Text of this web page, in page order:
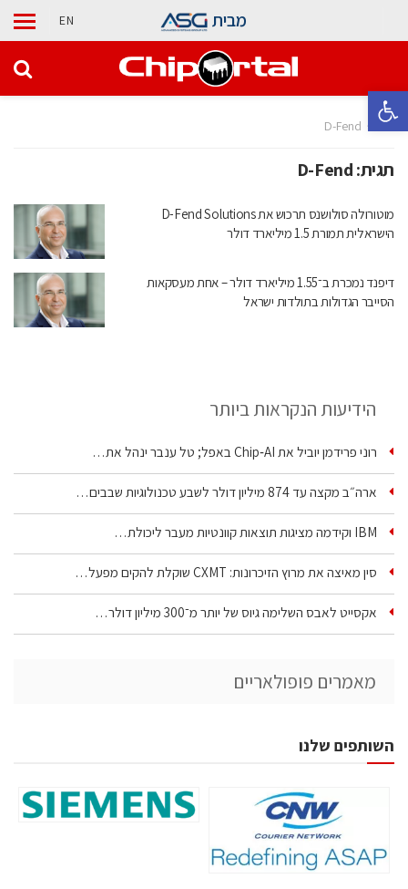
פתח סרגל נגישות
מבית EN
בית D-Fend
תגית:D-Fend
מוטורולה סולושנס תרכוש את D-Fend Solutions
הישראלית תמורת 1.5 מיליארד דולר
דיפנד נמכרת ב־1.55 מיליארד דולר – אחת מעסקאות
הסייבר הגדולות בתולדות ישראל
הידיעות הנקראות ביותר
רוני פרידמן יוביל את Chip‑AI באפל; טל ענבר ינהל את…
ארה״ב מקצה עד 874 מיליון דולר לשבע טכנולוגיות שבבים…
IBM וקידמה מציגות תוצאות קוונטיות מעבר ליכולת…
סין מאיצה את מרוץ הזיכרונות: CXMT שוקלת להקים מפעל…
אקסייט לאבס השלימה גיוס של יותר מ־300 מיליון דולר…
מאמרים פופולאריים
השותפים שלנו